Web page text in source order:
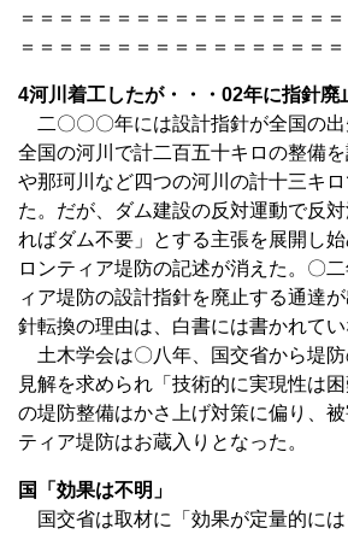
＝＝＝＝＝＝＝＝＝＝＝＝＝＝＝＝
＝＝＝＝＝＝＝＝＝＝＝＝＝＝＝＝
4河川着工したが・・・02年に指針廃
二〇〇〇年には設計指針が全国の出
全国の河川で計二百五十キロの整備を
や那珂川など四つの河川の計十三キ
た。だが、ダム建設の反対運動で反
ればダム不要」とする主張を展開し
ロンティア堤防の記述が消えた。〇
ィア堤防の設計指針を廃止する通達
針転換の理由は、白書には書かれてい
土木学会は〇八年、国交省から堤
見解を求められ「技術的に実現性は
の堤防整備はかさ上げ対策に偏り、
ティア堤防はお蔵入りとなった。
国「効果は不明」
国交省は取材に「効果が定量的に